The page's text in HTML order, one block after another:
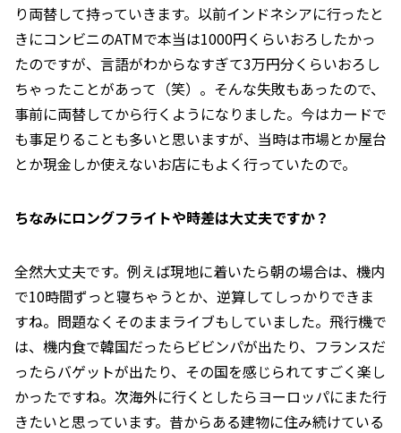
り両替して持っていきます。以前インドネシアに行ったと
きにコンビニのATMで本当は1000円くらいおろしたかっ
たのですが、言語がわからなすぎて3万円分くらいおろし
ちゃったことがあって（笑）。そんな失敗もあったので、
事前に両替してから行くようになりました。今はカードで
も事足りることも多いと思いますが、当時は市場とか屋台
とか現金しか使えないお店にもよく行っていたので。
――ちなみにロングフライトや時差は大丈夫ですか？
全然大丈夫です。例えば現地に着いたら朝の場合は、機内
で10時間ずっと寝ちゃうとか、逆算してしっかりできま
すね。問題なくそのままライブもしていました。飛行機で
は、機内食で韓国だったらビビンパが出たり、フランスだ
ったらバゲットが出たり、その国を感じられてすごく楽し
かったですね。次海外に行くとしたらヨーロッパにまた行
きたいと思っています。昔からある建物に住み続けている